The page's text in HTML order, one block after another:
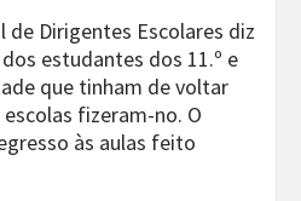
de Dirigentes Escolares diz
estudantes dos 11.º e
que tinham de voltar
fizeram-no. O
às aulas feito